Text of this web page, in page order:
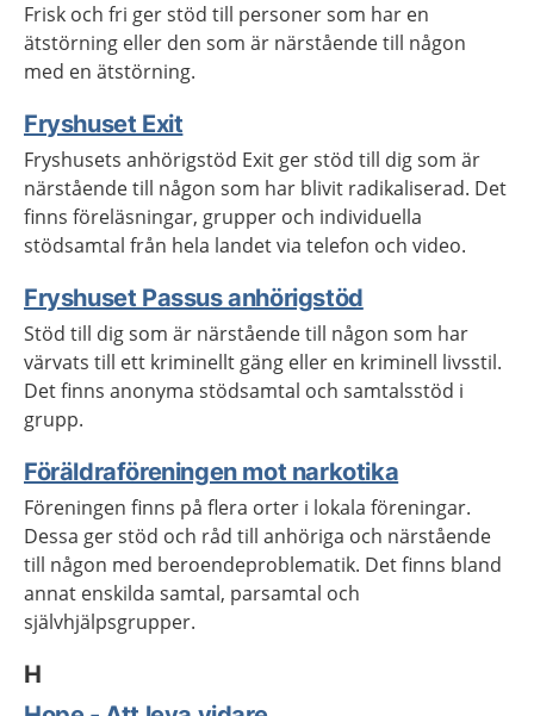
Frisk och fri ger stöd till personer som har en
ätstörning eller den som är närstående till någon
med en ätstörning.
Fryshuset Exit
Fryshusets anhörigstöd Exit ger stöd till dig som är
närstående till någon som har blivit radikaliserad. Det
finns föreläsningar, grupper och individuella
stödsamtal från hela landet via telefon och video.
Fryshuset Passus anhörigstöd
Stöd till dig som är närstående till någon som har
värvats till ett kriminellt gäng eller en kriminell livsstil.
Det finns anonyma stödsamtal och samtalsstöd i
grupp.
Föräldraföreningen mot narkotika
Föreningen finns på flera orter i lokala föreningar.
Dessa ger stöd och råd till anhöriga och närstående
till någon med beroendeproblematik. Det finns bland
annat enskilda samtal, parsamtal och
självhjälpsgrupper.
H